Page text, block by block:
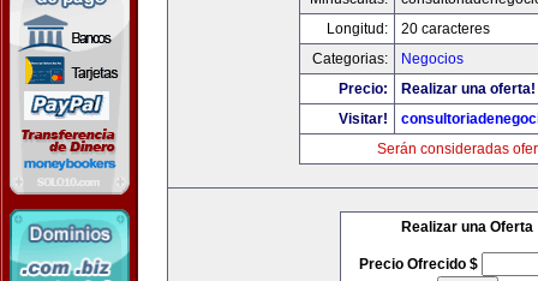
Longitud:
20 caracteres
Categorias:
Negocios
Precio:
Realizar una oferta!
Visitar!
Serán consideradas
Realizar una Oferta
Precio Ofrecido $